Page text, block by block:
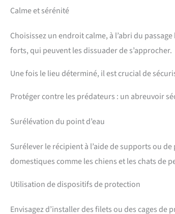
Calme et sérénité
Choisissez un endroit calme, à l’abri du
forts, qui peuvent les dissuader de s’approcher.
Une fois le lieu déterminé, il est crucial de
Protéger contre les prédateurs : un abreuvoir
Surélévation du point d’eau
Surélever le récipient à l’aide de supports ou
domestiques comme les chiens et les chats de
Utilisation de dispositifs de protection
Envisagez d’installer des filets ou des cages